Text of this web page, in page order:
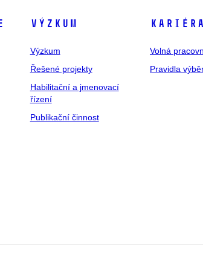
Výzkum
Výzkum
Řešené projekty
Habilitační a jmenovací
řízení
Publikační činnost
Kariéra
Volná
Pravidla